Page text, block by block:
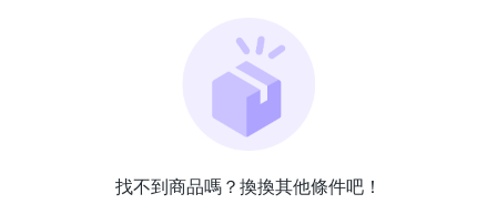
找不到商品嗎？換換其他條件吧！